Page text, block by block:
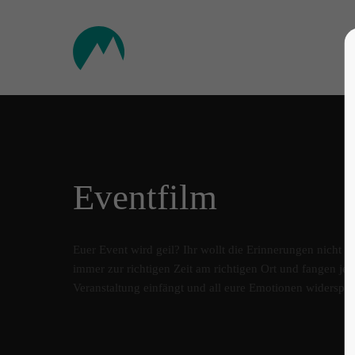
Eventfilm
Euer Event wird geil? Ihr wollt die Erinnerungen nicht
immer zur richtigen Zeit am richtigen Ort und fangen
Veranstaltung einfängt und all eure Emotionen